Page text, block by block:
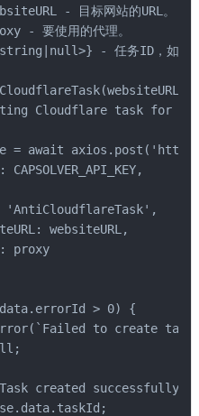
- 目标网站的URL。
- 要使用的代理。
- 任务ID，如果
Cloudflare task for
= await
CAPSOLVER_API_KEY,
websiteURL,
proxy
> 0) {
to create
created successfully.